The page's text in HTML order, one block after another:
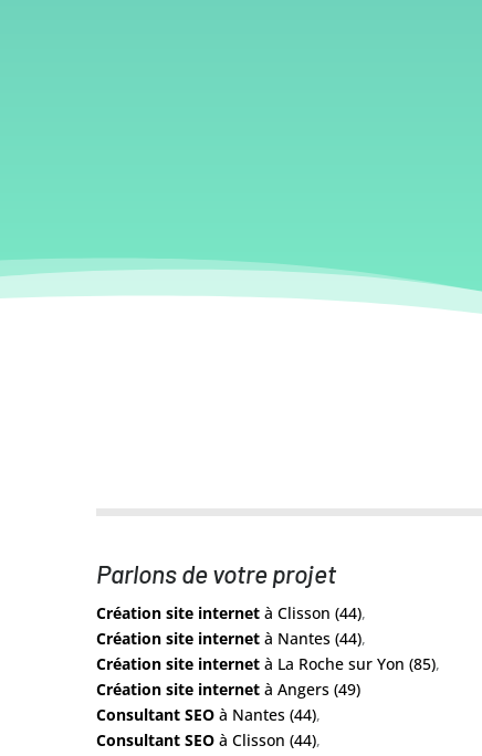
Parlons de votre projet
Création site internet à Clisson (44),
Création site internet à Nantes (44),
Création site internet à La Roche sur Yon (85),
Création site internet à Angers (49)
Consultant SEO à Nantes (44),
Consultant SEO à Clisson (44),